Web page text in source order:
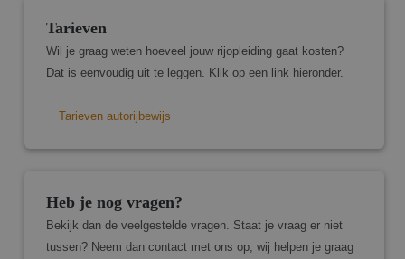
Tarieven
Wil je graag weten hoeveel jouw rijopleiding gaat kosten?
Dat is eenvoudig uit te leggen. Klik op een link hieronder.
Tarieven autorijbewijs
Heb je nog vragen?
Bekijk dan de veelgestelde vragen. Staat je vraag er niet
tussen? Neem dan contact met ons op, wij helpen je graag
van de website mogelijk, zoals gebruikersaanmelding en
accountbeheer. De website kan niet goed worden gebruikt
zonder de strikt noodzakelijke cookies.
CookieScriptConsent
door